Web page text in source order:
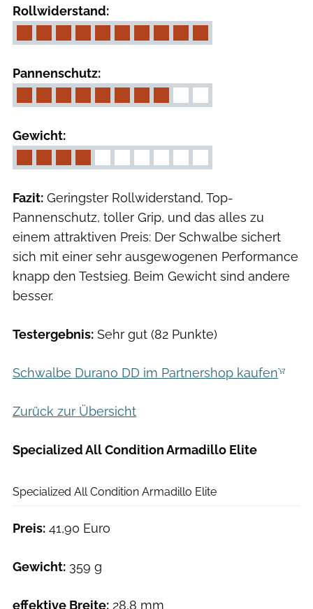
Rollwiderstand:
Pannenschutz:
Gewicht:
Fazit: Geringster Rollwiderstand, Top-
Pannenschutz, toller Grip, und das alles zu
einem attraktiven Preis: Der Schwalbe sichert
sich mit einer sehr ausgewogenen Performance
knapp den Testsieg. Beim Gewicht sind andere
besser.
Testergebnis: Sehr gut (82 Punkte)
Schwalbe Durano DD im Partnershop kaufen
Zurück zur Übersicht
Specialized All Condition Armadillo Elite
Specialized All Condition Armadillo Elite
Preis: 41,90 Euro
Gewicht: 359 g
effektive Breite: 28,8 mm